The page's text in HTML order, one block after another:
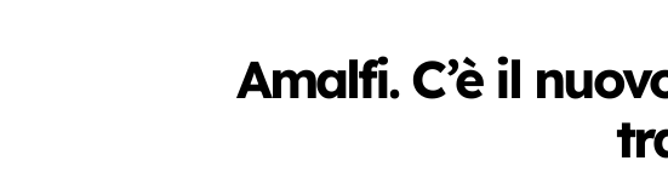
Amalfi. C’è il